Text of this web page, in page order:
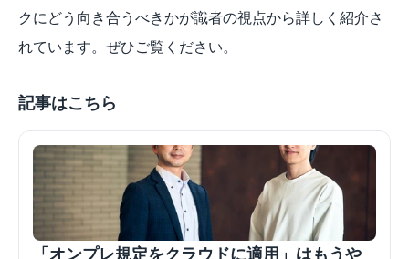
クにどう向き合うべきかが識者の視点から詳しく紹介さ
れています。ぜひご覧ください。
記事はこちら
「オンプレ規定をクラウドに適用」はもうや